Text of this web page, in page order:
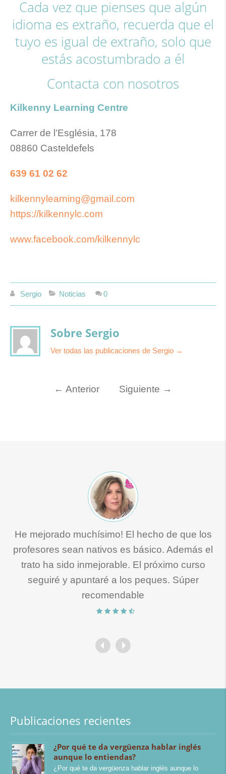
Cada vez que pienses que algún
idioma es extraño, recuerda que el
tuyo es igual de extraño, solo que
estás acostumbrado a él
Contacta con nosotros
Kilkenny Learning Centre
Carrer de l’Església, 178
08860 Casteldefels
639 61 02 62
kilkennylearning@gmail.com
https://kilkennylc.com
www.facebook.com/kilkennylc
Sergio Noticias 0
Sobre Sergio
Ver todas las publicaciones de Sergio →
← Anterior Siguiente →
He mejorado muchísimo! El hecho de que los
profesores sean nativos es básico. Además el
trato ha sido inmejorable. El próximo curso
seguiré y apuntaré a los peques. Súper
recomendable
Publicaciones recientes
¿Por qué te da vergüenza hablar inglés
aunque lo entiendas?
¿Por qué te da vergüenza hablar inglés aunque lo